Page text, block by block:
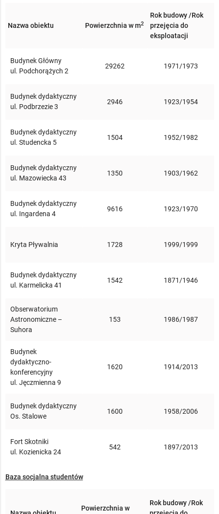
Nazwa obiektu Powierzchnia w m2
Rok budowy /Rok
przejęcia do
eksploatacji
Budynek Główny
ul. Podchorążych 2
29262 1971/1973
Budynek dydaktyczny
ul. Podbrzezie 3
2946 1923/1954
Budynek dydaktyczny
ul. Studencka 5
1504 1952/1982
Budynek dydaktyczny
ul. Mazowiecka 43
1350 1903/1962
Budynek dydaktyczny
ul. Ingardena 4
9616 1923/1970
Kryta Pływalnia 1728 1999/1999
Budynek dydaktyczny
ul. Karmelicka 41
1542 1871/1946
Obserwatorium
Astronomiczne –
Suhora
153 1986/1987
Budynek
dydaktyczno-
konferencyjny
ul. Jęczmienna 9
1620 1914/2013
Budynek dydaktyczny
Os. Stalowe
1600 1958/2006
Fort Skotniki
ul. Kozienicka 24
542 1897/2013
Baza socjalna studentów
Powierzchnia w
Rok budowy /Rok